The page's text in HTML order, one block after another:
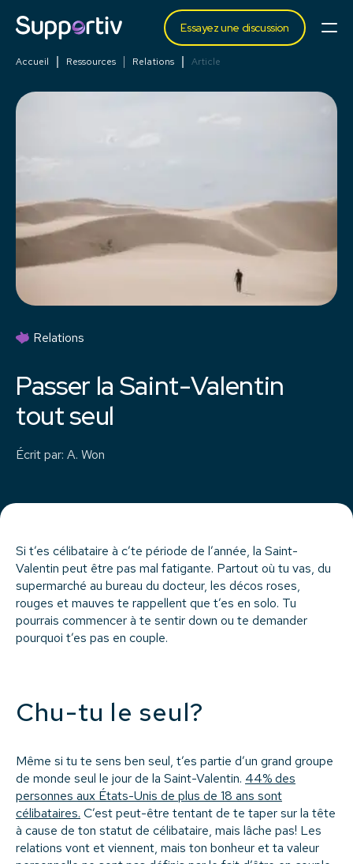
Essayez une discussion
Accueil Ressources Relations Article
Relations
Passer la Saint-Valentin
tout seul
Écrit par: A. Won
Si t’es célibataire à c’te période de l’année, la Saint-
Valentin peut être pas mal fatigante. Partout où tu vas, du
supermarché au bureau du docteur, les décos roses,
rouges et mauves te rappellent que t’es en solo. Tu
pourrais commencer à te sentir down ou te demander
pourquoi t’es pas en couple.
Chu-tu le seul?
Même si tu te sens ben seul, t’es partie d’un grand groupe
de monde seul le jour de la Saint-Valentin. 44% des
personnes aux États-Unis de plus de 18 ans sont
célibataires. C’est peut-être tentant de te taper sur la tête
à cause de ton statut de célibataire, mais lâche pas! Les
relations vont et viennent, mais ton bonheur et ta valeur